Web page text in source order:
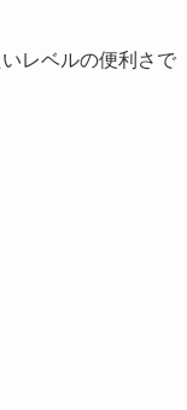
レベルの便利さで